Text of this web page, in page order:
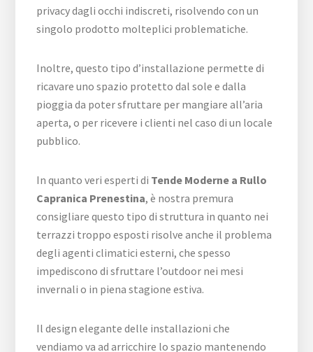
privacy dagli occhi indiscreti, risolvendo con un
singolo prodotto molteplici problematiche.
Inoltre, questo tipo d’installazione permette di
ricavare uno spazio protetto dal sole e dalla
pioggia da poter sfruttare per mangiare all’aria
aperta, o per ricevere i clienti nel caso di un locale
pubblico.
In quanto veri esperti di Tende Moderne a Rullo
Capranica Prenestina, è nostra premura
consigliare questo tipo di struttura in quanto nei
terrazzi troppo esposti risolve anche il problema
degli agenti climatici esterni, che spesso
impediscono di sfruttare l’outdoor nei mesi
invernali o in piena stagione estiva.
Il design elegante delle installazioni che
vendiamo va ad arricchire lo spazio mantenendo